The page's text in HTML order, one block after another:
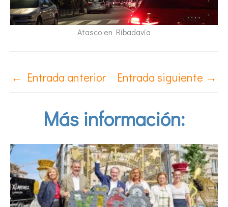
Atasco en Ribadavia
← Entrada anterior Entrada siguiente →
Más información: